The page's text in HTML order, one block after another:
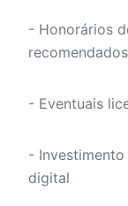
- Honorários
- Eventuais
-
digital